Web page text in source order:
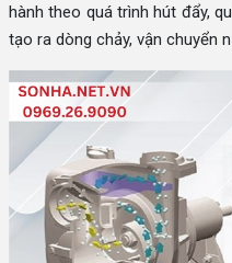
hành theo quá trình hút đẩy,
tạo ra dòng chảy, vận chuyển